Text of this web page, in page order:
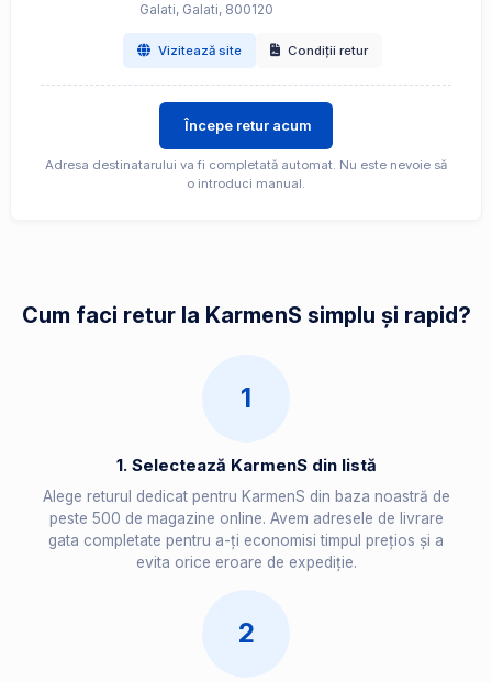
Galati, Galati, 800120
Vizitează site Condiții retur
Începe retur acum
Adresa destinatarului va fi completată automat. Nu este nevoie să
o introduci manual.
Cum faci retur la KarmenS simplu și rapid?
1
1. Selectează KarmenS din listă
Alege returul dedicat pentru KarmenS din baza noastră de
peste 500 de magazine online. Avem adresele de livrare
gata completate pentru a-ți economisi timpul prețios și a
evita orice eroare de expediție.
2